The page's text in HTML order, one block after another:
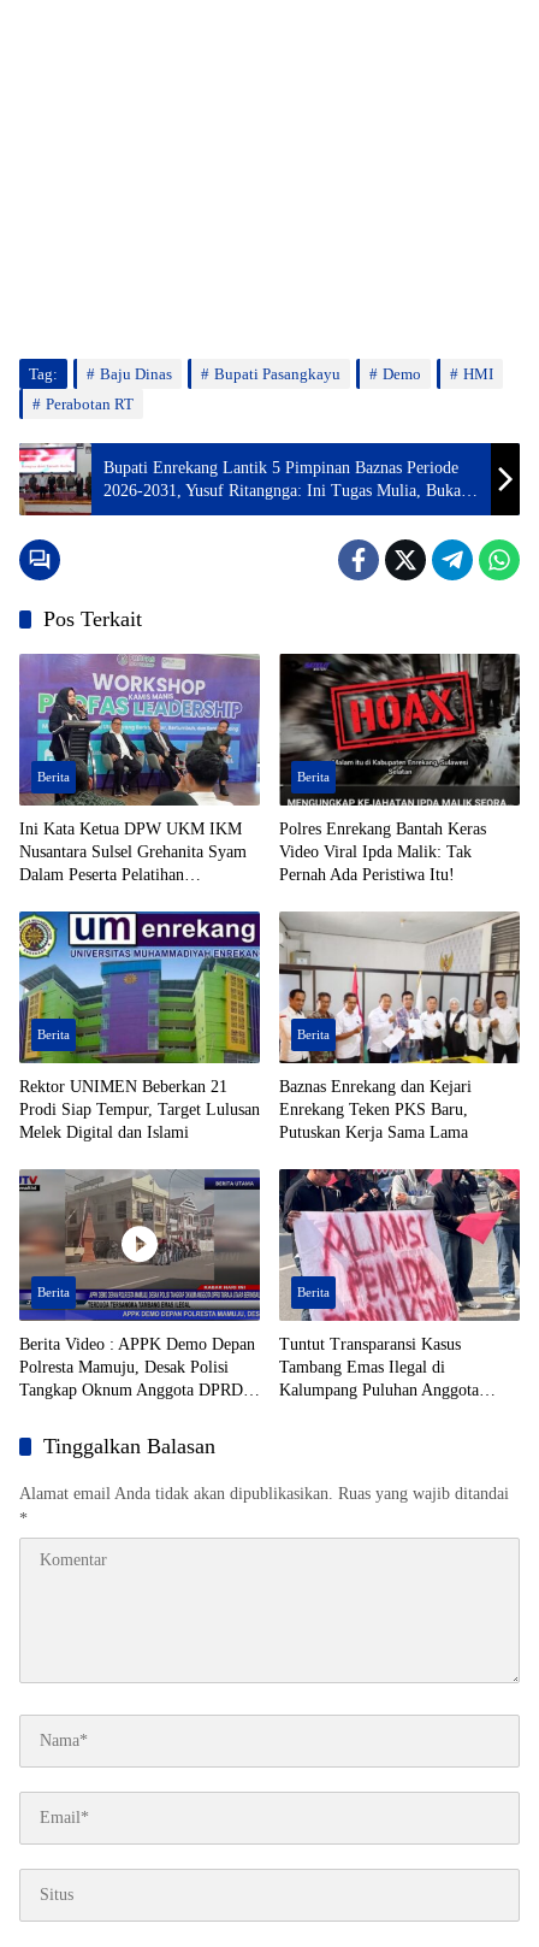
Tag: Baju Dinas Bupati Pasangkayu Demo
HMI
Perabotan RT
Bupati Enrekang Lantik 5 Pimpinan Baznas Periode
2026-2031, Yusuf Ritangnga: Ini Tugas Mulia, Bukan
Jabatan Sembarangan!
Pos Terkait
Berita
Ini Kata Ketua DPW UKM IKM
Nusantara Sulsel Grehanita Syam
Dalam Peserta Pelatihan
Berita
Polres Enrekang Bantah Keras
Video Viral Ipda Malik: Tak
Pernah Ada Peristiwa Itu!
Berita
Rektor UNIMEN Beberkan 21
Prodi Siap Tempur, Target Lulusan
Melek Digital dan Islami
Berita
Baznas Enrekang dan Kejari
Enrekang Teken PKS Baru,
Putuskan Kerja Sama Lama
Berita
Berita Video : APPK Demo Depan
Polresta Mamuju, Desak Polisi
Tangkap Oknum Anggota DPRD
Tersangka Tambang Emas Ilegal
Berita
Tuntut Transparansi Kasus
Tambang Emas Ilegal di
Kalumpang Puluhan Anggota
Tinggalkan Balasan
Alamat email Anda tidak akan dipublikasikan. Ruas yang wajib ditandai
*